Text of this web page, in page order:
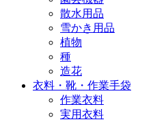
散水用品
雪かき用品
植物
種
造花
衣料・靴・作業手袋
作業衣料
実用衣料